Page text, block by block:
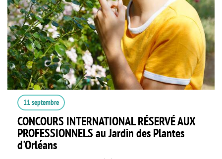
11 septembre
CONCOURS INTERNATIONAL RÉSERVÉ AUX
PROFESSIONNELS au Jardin des Plantes
d'Orléans